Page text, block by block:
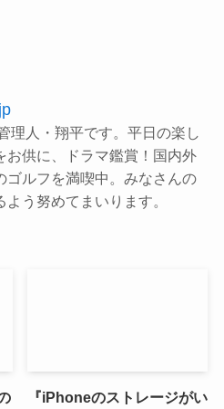
理人・翔平です。平日の楽し
お供に、ドラマ鑑賞！国内外
ゴルフを満喫中。みなさんの
う努めてまいります。
『iPhoneのストレージがい